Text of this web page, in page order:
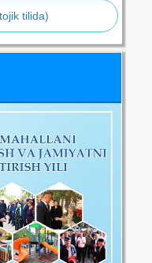
tilida)